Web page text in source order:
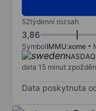
52týdenní rozsah
3,86
SymbolIMMU:xome
data 15 minut
Data poskytnuta